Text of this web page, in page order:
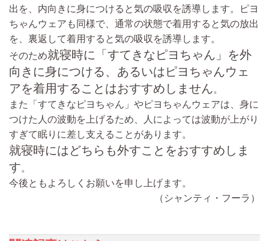
出を、内向きに身につけると気の吸収を誘導します。ピヨ
ちゃんウェアも同様で、通常の状態で着用すると気の放出
を、裏返して着用すると気の吸収を誘導します。
そのため就寝時に「すてきなピヨちゃん」を外
向きに身につける、あるいはピヨちゃんウェ
アを着用することはおすすめしません。
また「すてきなピヨちゃん」やピヨちゃんウェアは、身に
つけた人の波動を上げるため、人によっては波動が上がり
すぎて眠りに差し支えることがあります。
就寝時にはどちらも外すことをおすすめしま
す。
今後ともよろしくお願いを申し上げます。
（シャンティ・フーラ）